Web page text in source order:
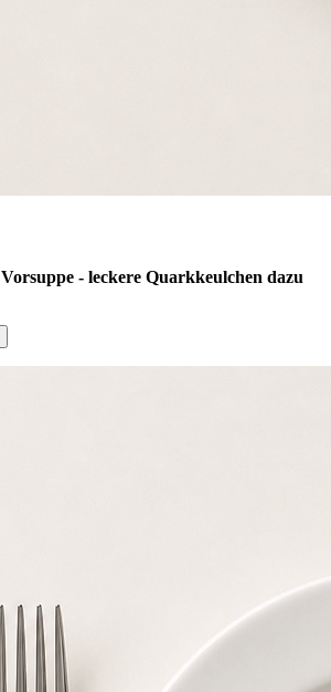
Vorsuppe - leckere Quarkkeulchen dazu